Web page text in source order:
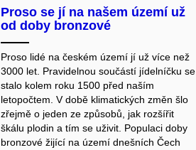
Proso se jí na našem území už
od doby bronzové
Proso lidé na českém území jí už více než
3000 let. Pravidelnou součástí jídelníčku se
stalo kolem roku 1500 před naším
letopočtem. V době klimatických změn šlo
zřejmě o jeden ze způsobů, jak rozšířit
škálu plodin a tím se uživit. Populaci doby
bronzové žijící na území dnešních Čech